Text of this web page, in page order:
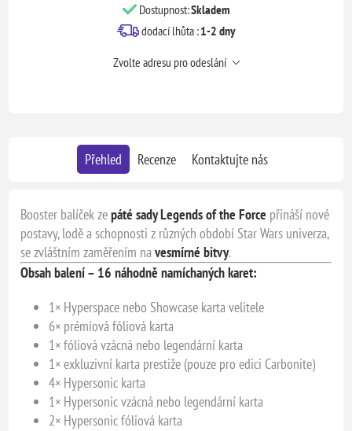
Dostupnost:Skladem
dodací lhůta :1-2 dny
Zvolte adresu pro odeslání
Přehled Recenze Kontaktujte nás
Booster balíček zepáté sady Legends of the Force přináší nové
postavy, lodě a schopnosti z různých období Star Wars univerza,
se zvláštním zaměřením navesmírné bitvy.
Obsahbalení – 16náhodněnamíchanýchkaret:
1× Hyperspace nebo Showcase kartavelitele
6× prémiováfóliová karta
1×fóliovávzácná nebo legendární karta
1×exkluzivní karta prestiže (pouze proediciCarbonite)
4× Hypersonic karta
1× Hypersonicvzácná nebo legendární karta
2× Hypersonicfóliová karta